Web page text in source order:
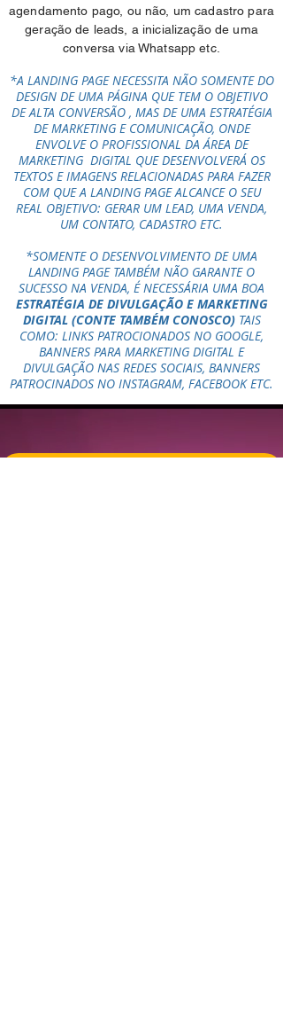
agendamento pago, ou não, um cadastro para
geração de leads, a inicialização de uma
conversa via Whatsapp etc.
*A LANDING PAGE NECESSITA NÃO SOMENTE DO
DESIGN DE UMA PÁGINA QUE TEM O OBJETIVO
DE ALTA CONVERSÃO , MAS DE UMA ESTRATÉGIA
DE MARKETING E COMUNICAÇÃO, ONDE
ENVOLVE O PROFISSIONAL DA ÁREA DE
MARKETING DIGITAL QUE DESENVOLVERÁ OS
TEXTOS E IMAGENS RELACIONADAS PARA FAZER
COM QUE A LANDING PAGE ALCANCE O SEU
REAL OBJETIVO: GERAR UM LEAD, UMA VENDA,
UM CONTATO, CADASTRO ETC.
*SOMENTE O DESENVOLVIMENTO DE UMA
LANDING PAGE TAMBÉM NÃO GARANTE O
SUCESSO NA VENDA, É NECESSÁRIA UMA BOA
ESTRATÉGIA DE DIVULGAÇÃO E MARKETING
DIGITAL (CONTE TAMBÉM CONOSCO) TAIS
COMO: LINKS PATROCIONADOS NO GOOGLE,
BANNERS PARA MARKETING DIGITAL E
DIVULGAÇÃO NAS REDES SOCIAIS, BANNERS
PATROCINADOS NO INSTAGRAM, FACEBOOK ETC.